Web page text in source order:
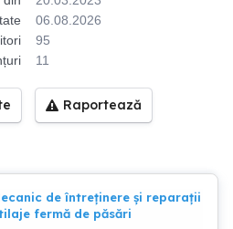
06.08.2026
95
11
Raportează
de întreținere și reparații
fermă de păsări